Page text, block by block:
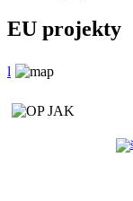
EU projekty
l